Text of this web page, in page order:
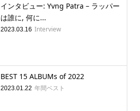
インタビュー: Yvng Patra – ラッパー
は誰に, 何に...
2023.03.16 Interview
BEST 15 ALBUMs of 2022
2023.01.22 年間ベスト